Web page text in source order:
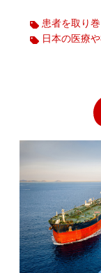
患者を取り
日本の医療